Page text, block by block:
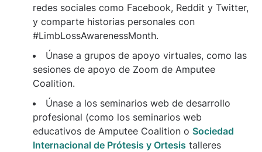
redes sociales como Facebook, Reddit y Twitter,
y comparte historias personales con
#LimbLossAwarenessMonth.
Únase a grupos de apoyo virtuales, como las
sesiones de apoyo de Zoom de Amputee
Coalition.
Únase a los seminarios web de desarrollo
profesional (como los seminarios web
educativos de Amputee Coalition o Sociedad
Internacional de Prótesis y Ortesis talleres